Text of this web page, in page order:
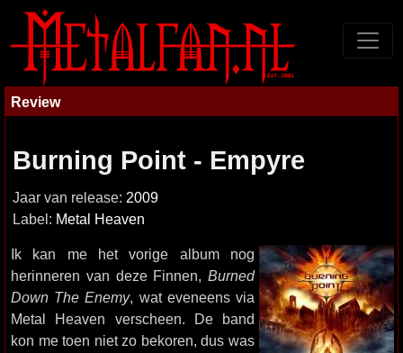
Review
Burning Point - Empyre
Jaar van release: 2009
Label: Metal Heaven
Ik kan me het vorige album nog
herinneren van deze Finnen, Burned
Down The Enemy, wat eveneens via
Metal Heaven verscheen. De band
kon me toen niet zo bekoren, dus was